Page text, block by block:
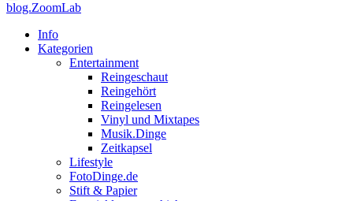
blog.ZoomLab
ZoomLab
Info
Kategorien
Entertainment
Reingeschaut
Reingehört
Reingelesen
Vinyl und Mixtapes
Musik.Dinge
Zeitkapsel
Lifestyle
FotoDinge.de
Stift & Papier